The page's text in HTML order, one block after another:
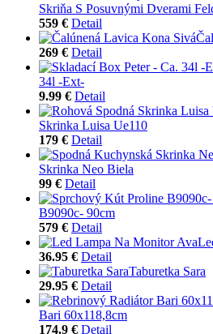
Skriňa S Posuvnými Dverami
559 € Detail
269 € Detail
34l -Ext-
9.99 € Detail
Skrinka Luisa Ue110
179 € Detail
Skrinka Neo Biela
99 € Detail
B9090c- 90cm
579 € Detail
36.95 € Detail
Taburetka Sara
29.95 € Detail
Bari 60x118,8cm
174.9 € Detail